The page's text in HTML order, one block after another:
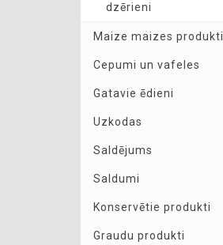
dzērieni
Maize maizes produkti
Cepumi un vafeles
Gatavie ēdieni
Uzkodas
Saldējums
Saldumi
Konservētie produkti
Graudu produkti